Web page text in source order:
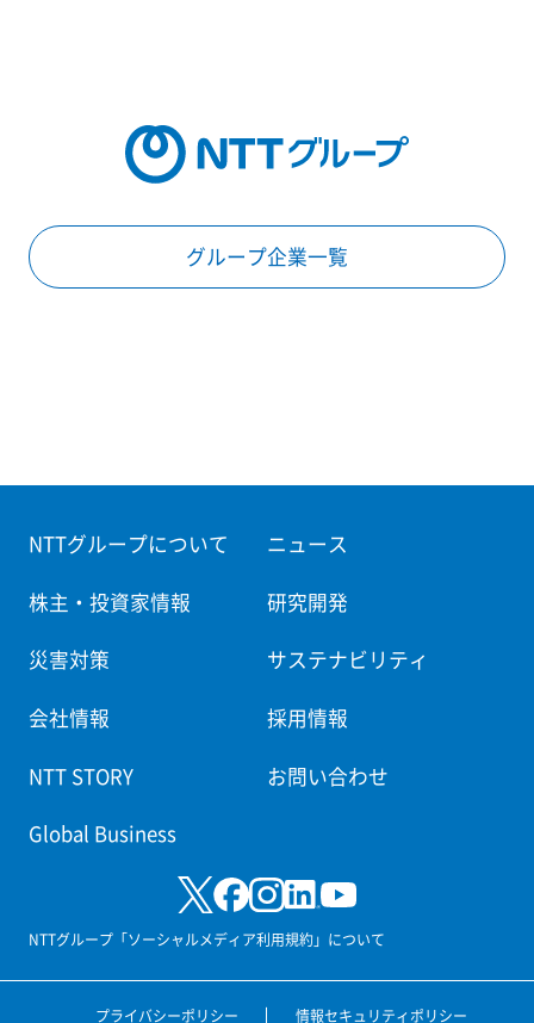
グループ企業一覧
NTTグループについて ニュース
株主・投資家情報 研究開発
災害対策 サステナビリティ
会社情報 採用情報
NTT STORY お問い合わせ
Global Business
NTTグループ「ソーシャルメディア利用規約」について
プライバシーポリシー 情報セキュリティポリシー